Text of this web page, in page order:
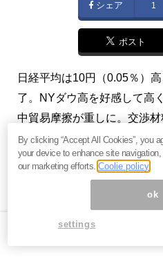
シェア 1
ポスト
日経平均は10円（0.05％）
了。NYダウ高を好感して高
中貿易摩擦が重しに。交渉
買い。（『ハロー！株式 』）
土曜日のトランプ
控えて、様子見ム
By clicking “Accept All Cookies”, you
your device to enhance site
our marketing efforts.Coolie policy
ok
settings